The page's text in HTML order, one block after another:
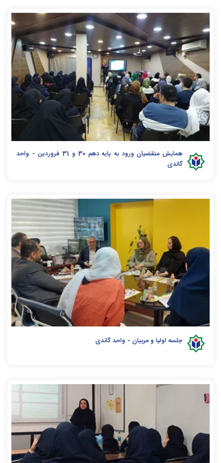
همایش متقضیان ورود به پایه دهم 30 و 31 فروردین - واحد
گاندی
جلسه اولیا و مربیان - واحد گاندی